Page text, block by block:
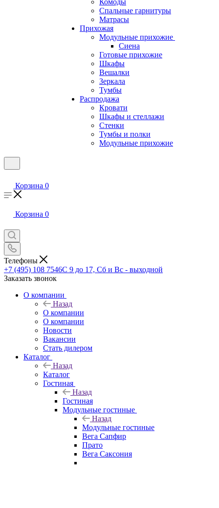
Комоды
Спальные гарнитуры
Матрасы
Прихожая
Модульные прихожие
Сиена
Готовые прихожие
Шкафы
Вешалки
Зеркала
Тумбы
Распродажа
Кровати
Шкафы и стеллажи
Стенки
Тумбы и полки
Модульные прихожие
Корзина 0
Корзина 0
Телефоны
+7 (495) 108 7546С 9 до 17, Сб и Вс - выходной
Заказать звонок
О компании
Назад
О компании
О компании
Новости
Вакансии
Стать дилером
Каталог
Назад
Каталог
Гостиная
Назад
Гостиная
Модульные гостиные
Назад
Модульные гостиные
Вега Сапфир
Прато
Вега Саксония